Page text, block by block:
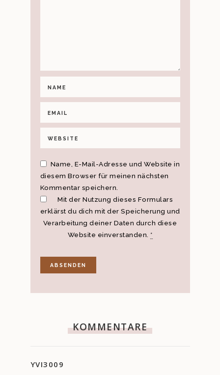
Name, E-Mail-Adresse und Website in
diesem Browser für meinen nächsten
Kommentar speichern.
Mit der Nutzung dieses Formulars
erklärst du dich mit der Speicherung und
Verarbeitung deiner Daten durch diese
Website einverstanden. *
KOMMENTARE
YVI3009